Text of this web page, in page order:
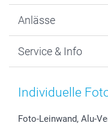
MyNameBook
Fotoabzüge, Fotos als
Zubehör & Material
Sticker & Etiketten
Warum smartphoto
Datenschutz
AGB
Presse
Anlässe
Neujahr
Muttertag
Kommunion &
Service & Info
Anmelden /Registrieren
Lieferfristen
Individuelle
Foto-Leinwand, Alu-